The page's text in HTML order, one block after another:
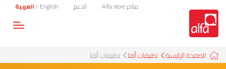
English
/العربية الدعم متاجر Alfa store
الصفحة الرئيسية تطبيقات ألفا تطبيقات ألفا